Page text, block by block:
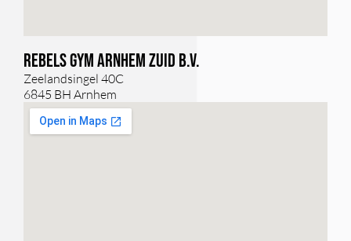
Rebels Gym Arnhem Zuid B.V.
Zeelandsingel 40C
6845 BH Arnhem